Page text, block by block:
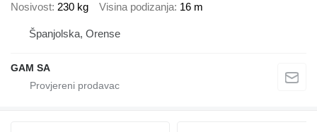
Nosivost 230 kg Visina podizanja 16 m
Španjolska, Orense
GAM SA